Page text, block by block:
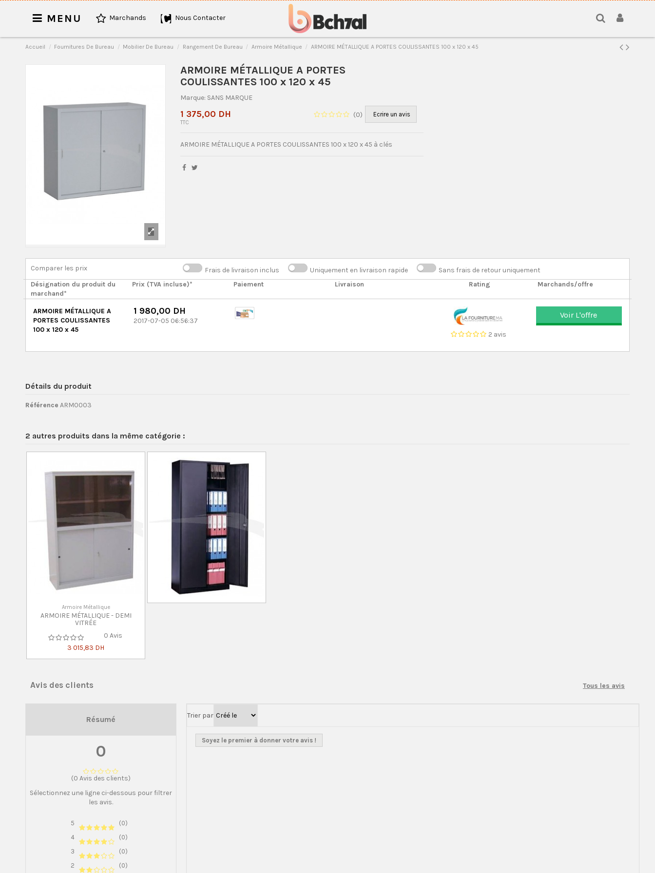
MENU Marchands Nous Contacter
Accueil Fournitures De Bureau Mobilier De Bureau Rangement De Bureau Armoire Métallique ARMOIRE MÉTALLIQUE A PORTES COULISSANTES 100 x 120 x 45
ARMOIRE MÉTALLIQUE A PORTES
COULISSANTES 100 x 120 x 45
Marque: SANS MARQUE
(0) Ecrire un avis
1 375,00 DH
TTC
ARMOIRE MÉTALLIQUE A PORTES COULISSANTES 100 x 120 x 45 à clés
Comparer les prix Frais de livraison inclus Uniquement en livraison rapide
Sans frais de retour uniquement
Désignation du produit du
marchand*
Prix (TVA incluse)* Paiement Livraison Rating Marchands/offre
ARMOIRE MÉTALLIQUE A
PORTES COULISSANTES
100 x 120 x 45
1 980,00 DH
2017-07-05 06:56:37
2 avis
Voir L'offre
Détails du produit
Référence ARM0003
2 autres produits dans la même catégorie :
Armoire Métallique
ARMOIRE MÉTALLIQUE - DEMI
VITRÉE
0 Avis
3 015,83 DH
Avis des clients Tous les avis
Résumé
0
(0 Avis des clients)
Sélectionnez une ligne ci-dessous pour filtrer
les avis.
5
(0)
4
(0)
3
(0)
2
(0)
Trier par
Soyez le premier à donner votre avis !